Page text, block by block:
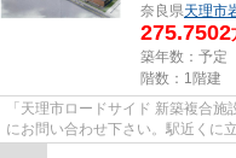
奈良県天理市
275.7502
築年数：予定
階数：1階建
「天理市ロードサイド 新築複合
にお問い合わせ下さい。駅近くに